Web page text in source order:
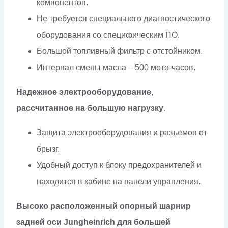
компонентов.
Не требуется специального диагностического
оборудования со специфическим ПО.
Большой топливный фильтр с отстойником.
Интервал смены масла – 500 мото-часов.
Надежное электрооборудование,
рассчитанное на большую нагрузку.
Защита электрооборудования и разъемов от
брызг.
Удобный доступ к блоку предохранителей и
находится в кабине на панели управления.
Высоко расположенный опорный шарнир
задней оси Jungheinrich для большей